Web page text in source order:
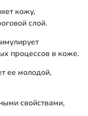
кожу,
слой.
процессов в коже.
ее молодой,
свойствами,